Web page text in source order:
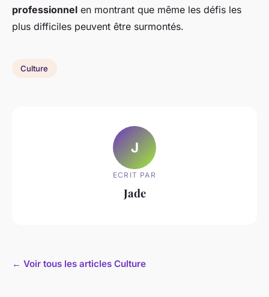
professionnel en montrant que même les défis les
plus difficiles peuvent être surmontés.
Culture
J
ECRIT PAR
Jade
← Voir tous les articles Culture